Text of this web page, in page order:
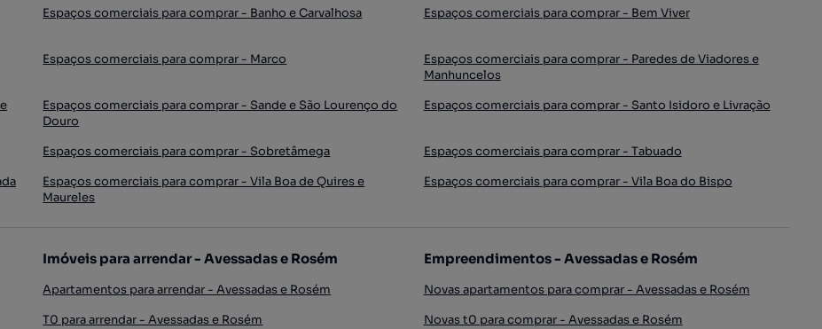
Espaços comerciais para comprar - Banho e Carvalhosa Espaços comerciais para comprar - Bem Viver
Espaços comerciais para comprar - Marco
Espaços comerciais para comprar - Paredes de Viadores e
Manhuncelos
Espaços comerciais para comprar - Sande e São Lourenço do
Douro
Espaços comerciais para comprar - Santo Isidoro e Livração
Espaços comerciais para comprar - Sobretâmega
Espaços comerciais para comprar - Tabuado
Espaços comerciais para comprar - Vila Boa de Quires e
Maureles
Espaços comerciais para comprar - Vila Boa do Bispo
Imóveis para arrendar - Avessadas e Rosém
Apartamentos para arrendar - Avessadas e Rosém
T0 para arrendar - Avessadas e Rosém
Empreendimentos - Avessadas e Rosém
Novas apartamentos para comprar - Avessadas e Rosém
Novas t0 para comprar - Avessadas e Rosém